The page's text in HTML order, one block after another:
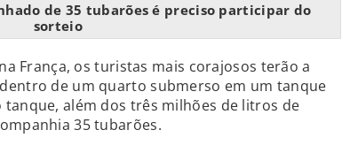
de 35 tubarões é preciso participar do
sorteio
França, os turistas mais corajosos terão a
de um quarto submerso em um tanque
além dos três milhões de litros de
35 tubarões.